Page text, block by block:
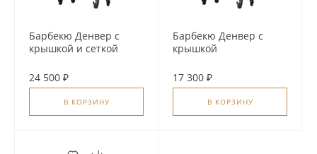
Барбекю Денвер с
крышкой и сеткой
24 500 ₽
В КОРЗИНУ
Барбекю Денвер с
крышкой
17 300 ₽
В КОРЗИНУ